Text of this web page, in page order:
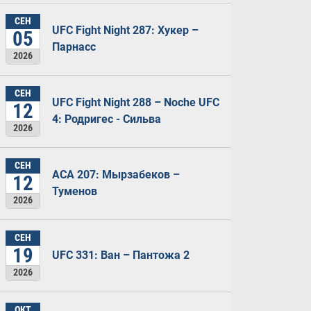
СЕН
05
2026
UFC Fight Night 287: Хукер –
Парнасс
СЕН
12
2026
UFC Fight Night 288 – Noche UFC
4: Родригес - Сильва
СЕН
12
2026
ACA 207: Мырзабеков –
Туменов
СЕН
19
2026
UFC 331: Ван – Пантожа 2